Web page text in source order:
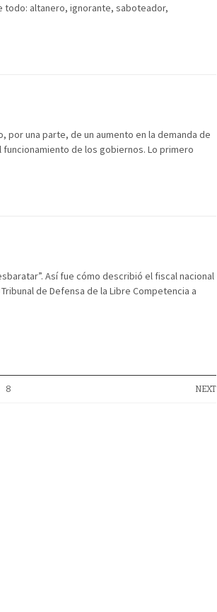
todo: altanero, ignorante, saboteador,
una parte, de un aumento en la demanda de
de los gobiernos. Lo primero
Así fue cómo describió el fiscal nacional
de Defensa de la Libre Competencia a
8 NEXT